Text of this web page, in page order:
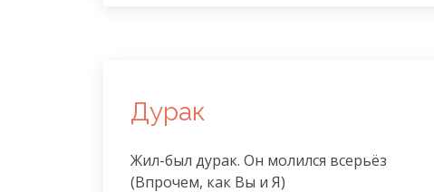
Дурак
Жил-был дурак. Он молился всерьёз
(Впрочем, как Вы и Я)